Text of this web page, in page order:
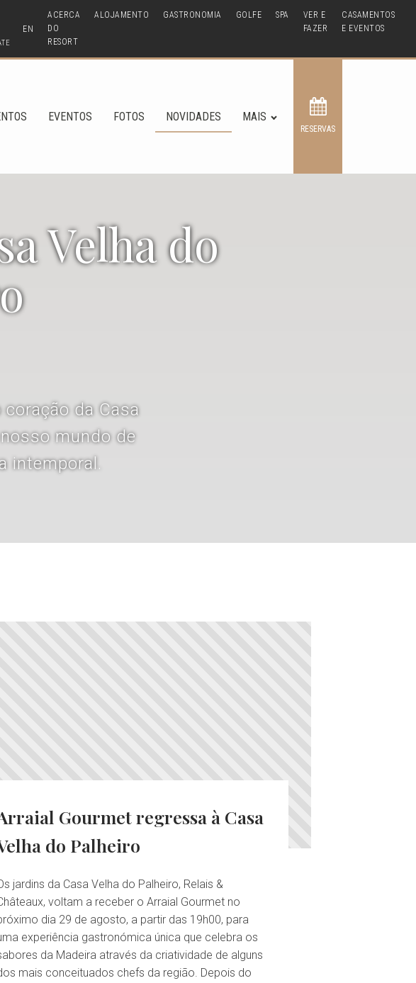
EN
ACERCA
DO
RESORT
ALOJAMENTO GASTRONOMIA GOLFE SPA
VER E
FAZER
CASAMENTOS
E EVENTOS
EVENTOS FOTOS NOVIDADES MAIS
RESERVAS
Velha do
da Casa
mundo de
intemporal.
Gourmet regressa à Casa
do Palheiro
jardins da Casa Velha do Palheiro, Relais &
voltam a receber o Arraial Gourmet no
dia 29 de agosto, a partir das 19h00, para
experiência gastronómica única que celebra os
da Madeira através da criatividade de alguns
mais conceituados chefs da região. Depois do